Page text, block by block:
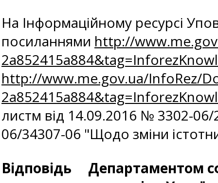
На Інформаційному ресурсі
посиланнями http://
http://www.me.gov.ua/InfoRez/
листм від 14.09.2016 № 3302-
06/34307-06 "Щодо зміни
Відповідь
Департаментом